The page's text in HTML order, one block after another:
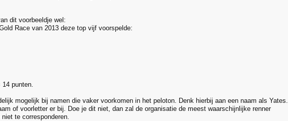
dit voorbeeldje wel:
Race van 2013 deze top vijf voorspelde:
14 punten.
mogelijk bij namen die vaker voorkomen in het peloton. Denk hierbij aan een naam als Yates.
of voorletter er bij. Doe je dit niet, dan zal de organisatie de meest waarschijnlijke renner
te corresponderen.